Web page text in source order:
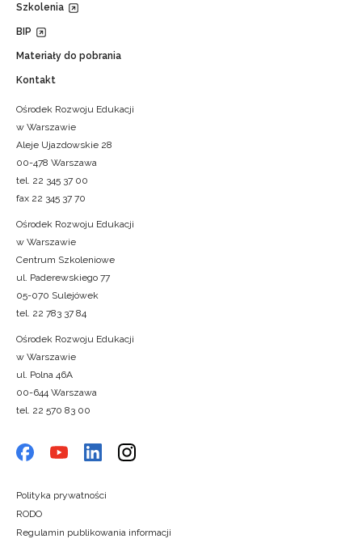
Szkolenia
BIP
Materiały do pobrania
Kontakt
Ośrodek Rozwoju Edukacji
w Warszawie
Aleje Ujazdowskie 28
00-478 Warszawa
tel. 22 345 37 00
fax 22 345 37 70
Ośrodek Rozwoju Edukacji
w Warszawie
Centrum Szkoleniowe
ul. Paderewskiego 77
05-070 Sulejówek
tel. 22 783 37 84
Ośrodek Rozwoju Edukacji
w Warszawie
ul. Polna 46A
00-644 Warszawa
tel. 22 570 83 00
Polityka prywatności
RODO
Regulamin publikowania informacji